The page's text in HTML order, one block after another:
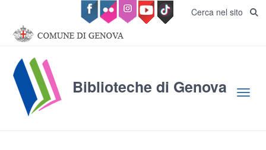
Salta al contenuto principale Cerca nel sito
Biblioteche di Genova